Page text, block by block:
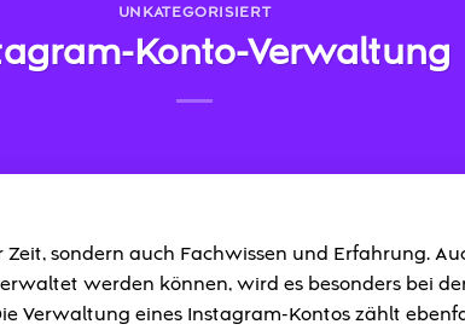
UNKATEGORISIERT
Konto-Verwaltung
sondern auch Fachwissen und Erfahrung.
werden können, wird es besonders bei
Verwaltung eines Instagram-Kontos zählt